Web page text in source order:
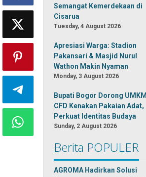
Semangat Kemerdekaan di
Cisarua
Tuesday, 4 August 2026
Apresiasi Warga: Stadion
Pakansari & Masjid Nurul
Wathon Makin Nyaman
Monday, 3 August 2026
Bupati Bogor Dorong UMKM
CFD Kenakan Pakaian Adat,
Perkuat Identitas Budaya
Sunday, 2 August 2026
Berita POPULER
AGROMA Hadirkan Solusi